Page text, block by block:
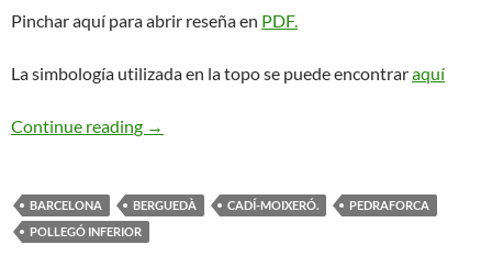
Pinchar aquí para abrir reseña en PDF.
La simbología utilizada en la topo se puede encontraraquí
Continue reading Via de Tots. Pedraforca
→
BARCELONA BERGUEDÀ CADÍ-MOIXERÓ.
PEDRAFORCA
POLLEGÓ INFERIOR